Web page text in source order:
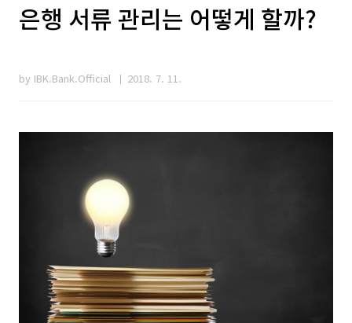
은행 서류 관리는 어떻게 할까?
by IBK.Bank.Official 2018. 7. 11.